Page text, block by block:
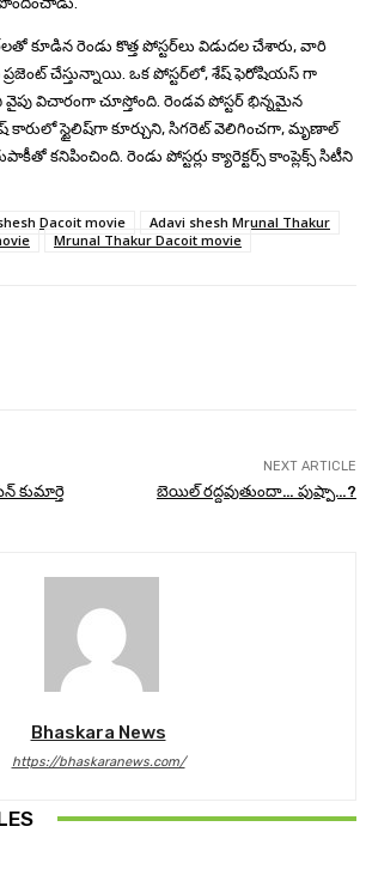
కూడిన రెండు కొత్త పోస్టర్‌లు విడుదల చేశారు, వారి
ప్రజెంట్ చేస్తున్నాయి. ఒక పోస్టర్‌లో, శేష్ ఫెరోషియస్ గా
విచారంగా చూస్తోంది. రెండవ పోస్టర్ భిన్నమైన
కారులో స్టైలిష్‌గా కూర్చుని, సిగరెట్ వెలిగించగా, మృణాల్
కనిపించింది. రెండు పోస్టర్లు క్యారెక్టర్స్ కాంప్లెక్స్ సిటీని
Dacoit movie
Adavi shesh Mrunal Thakur
Mrunal Thakur Dacoit movie
కుమార్తె
NEXT ARTICLE
బెయిల్ రద్దవుతుందా… పుష్పా…?
Bhaskara News
https://bhaskaranews.com/